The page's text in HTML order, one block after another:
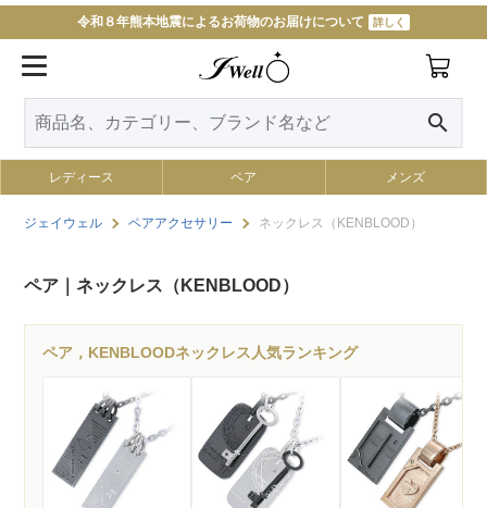
令和８年熊本地震によるお荷物のお届けについて 詳しく
search
レディース ペア メンズ
ジェイウェル ペアアクセサリー ネックレス（KENBLOOD）
ペア｜ネックレス（KENBLOOD）
ペア，KENBLOODネックレス人気ランキング